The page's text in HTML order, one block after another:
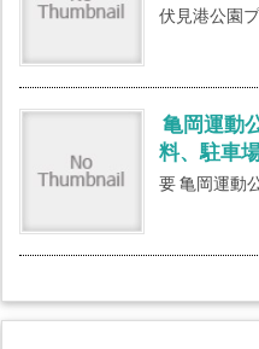
伏見港公園
亀岡運動
料、駐車
要 亀岡運動